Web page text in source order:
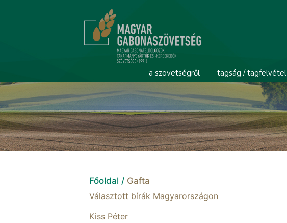
a szövetségről tagság / tagfelvétel
Főoldal / Gafta
Választott bírák Magyarországon
Kiss Péter